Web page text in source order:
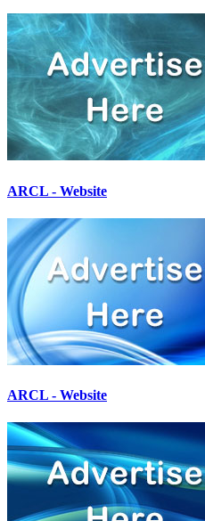
ARCL - Website
ARCL - Website